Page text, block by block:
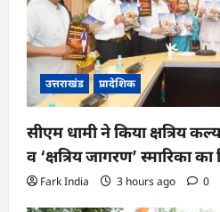
o
n
उत्तराखंड प्रादेशिक
सीएम धामी ने किया क्षत्रिय
व ‘क्षत्रिय जागरण’ स्मारिका
Fark India 3 hours ago 0